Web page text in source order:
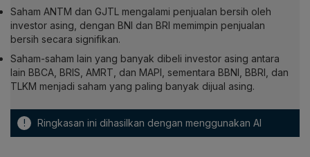
Saham ANTM dan GJTL mengalami penjualan bersih oleh
investor asing, dengan BNI dan BRI memimpin penjualan
bersih secara signifikan.
Saham-saham lain yang banyak dibeli investor asing antara
lain BBCA, BRIS, AMRT, dan MAPI, sementara BBNI, BBRI, dan
TLKM menjadi saham yang paling banyak dijual asing.
! Ringkasan ini dihasilkan dengan menggunakan AI